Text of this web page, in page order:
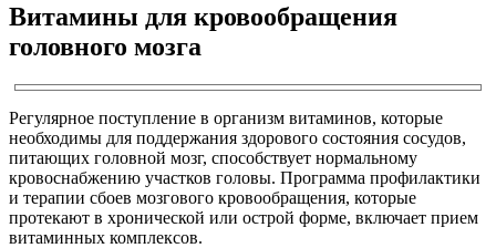
Витамины для кровообращения
головного мозга
Регулярное поступление в организм витаминов, которые
необходимы для поддержания здорового состояния сосудов,
питающих головной мозг, способствует нормальному
кровоснабжению участков головы. Программа профилактики
и терапии сбоев мозгового кровообращения, которые
протекают в хронической или острой форме, включает прием
витаминных комплексов.